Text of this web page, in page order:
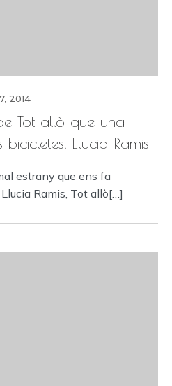
2014
Tot allò que una
Llucia Ramis
estrany que ens fa
Ramis, Tot allò[…]